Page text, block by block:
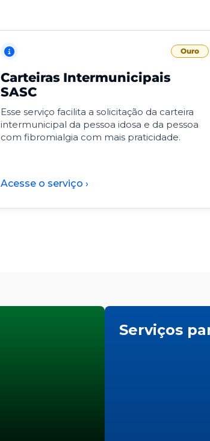
Ouro
Carteiras Intermunicipais
SASC
Esse serviço facilita a solicitação da carteira
intermunicipal da pessoa idosa e da pessoa
com fibromialgia com mais praticidade.
Acesse o serviço ›
Serviços